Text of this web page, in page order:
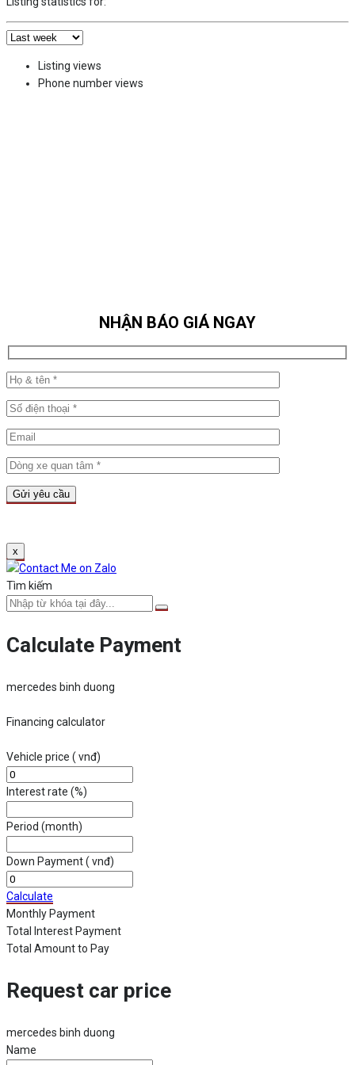
Listing views
Phone number views
NHẬN BÁO GIÁ NGAY
x
Tìm kiếm
Calculate Payment
mercedes binh duong
Financing calculator
Vehicle price ( vnđ)
Interest rate (%)
Period (month)
Down Payment( vnđ)
Calculate
Monthly Payment
Total Interest Payment
Total Amount to Pay
Request car price
mercedes binh duong
Name